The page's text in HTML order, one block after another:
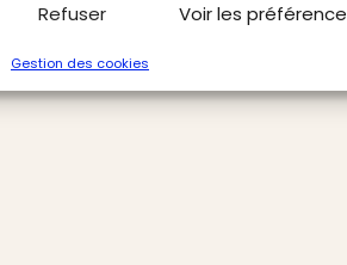
Refuser Voir les
Gestion des cookies